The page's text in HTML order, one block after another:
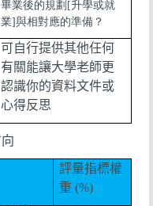
畢業後的規劃[升學或就
業]與相對應的準備？
可自行提供其他任何
有關能讓大學老師更
認識你的資料文件或
心得反思
評量指標權
重 (%)